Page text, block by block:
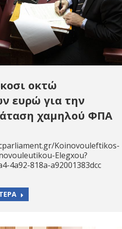
οκτώ
ευρώ για την
χαμηλού ΦΠΑ
Koinovouleftikos-
Elegxou?
4a92-818a-a92001383dcc